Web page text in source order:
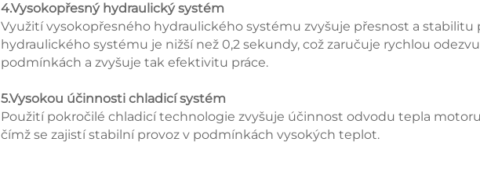
4.Vysokopřesný hydraulický systém
Využití vysokopřesného hydraulického systému zvyšuje přesnost a stabilitu
hydraulického systému je nižší než 0,2 sekundy, což zaručuje rychlou
podmínkách a zvyšuje tak efektivitu práce.
5.Vysokou účinnosti chladicí systém
Použití pokročilé chladicí technologie zvyšuje účinnost odvodu tepla
čímž se zajistí stabilní provoz v podmínkách vysokých teplot.